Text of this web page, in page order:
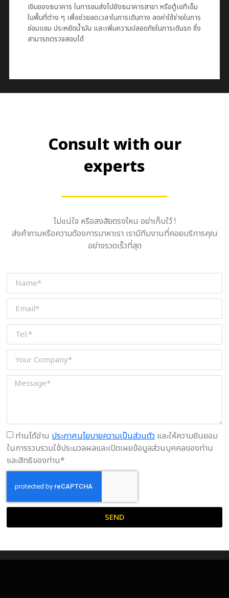
เงินของธนาคาร ในการขนส่งไปยังธนาคารสาขา หรือตู้เอทีเอ็ม
ในพื้นที่ต่าง ๆ เพื่อช่วยลดเวลาในการเดินทาง ลดค่าใช้จ่ายในการ
ซ่อมแซม ประหยัดน้ำมัน และเพิ่มความปลอดภัยในการเดินรถ ซึ่ง
สามารถตรวจสอบได้
Consult with our
experts
ไม่แน่ใจ หรือสงสัยตรงไหน อย่าเก็บใว้ !
ส่งคำถามหรือความต้องการมาหาเรา เรามีทีมงานที่คอยบริการคุณ
อย่างรวดเร็วที่สุด
ท่านได้อ่าน ประกาศนโยบายความเป็นส่วนตัว และให้ความยินยอม
ในการรวบรวมใช้ประมวลผลและเปิดเผยข้อมูลส่วนบุคคลของท่าน
และสิทธิของท่าน*
SEND